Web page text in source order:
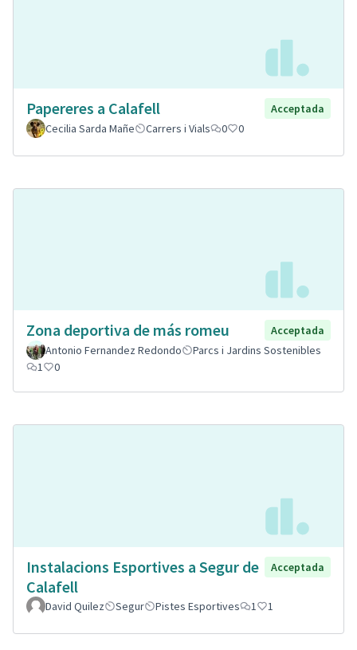
Papereres a Calafell
Acceptada
Cecilia Sarda Mañe
Carrers i Vials 0 0
Zona deportiva de más romeu
Acceptada
Antonio Fernandez Redondo
Parcs i Jardins Sostenibles
1
0
Instalacions Esportives a Segur de
Calafell
Acceptada
David Quilez Segur Pistes Esportives 1 1